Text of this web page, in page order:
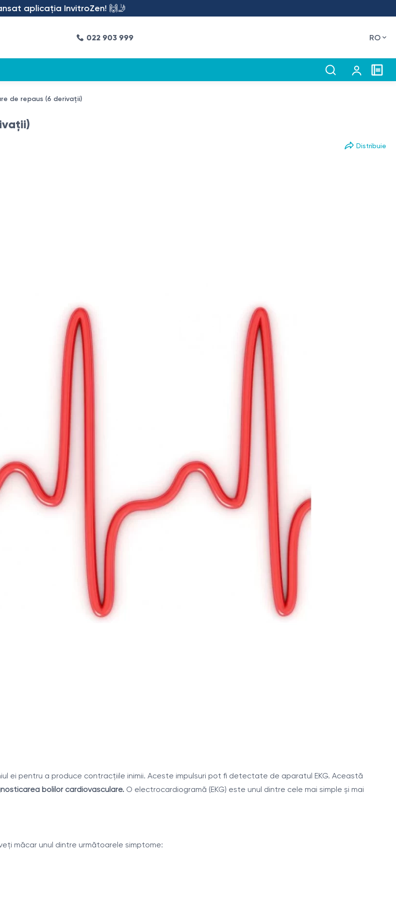
InvitroZen! 🙌🤳
022 903 999 RO
de repaus (6 derivaţii)
Distribuie
ei pentru a produce contracţiile inimii. Aceste impulsuri pot fi detectate de aparatul EKG. Această
bolilor cardiovasculare. O electrocardiogramă (EKG) este unul dintre cele mai simple şi mai
măcar unul dintre următoarele simptome: